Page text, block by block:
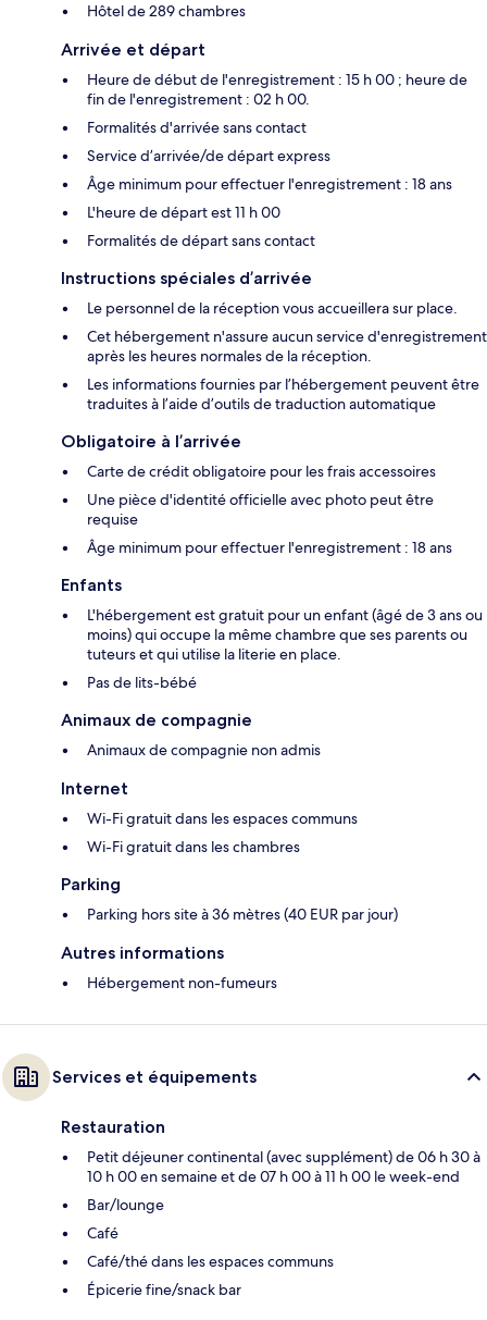
Hôtel de 289 chambres
Arrivée et départ
Heure de début de l'enregistrement : 15 h 00 ; heure de
fin de l'enregistrement : 02 h 00.
Formalités d'arrivée sans contact
Service d’arrivée/de départ express
Âge minimum pour effectuer l'enregistrement : 18 ans
L'heure de départ est 11 h 00
Formalités de départ sans contact
Instructions spéciales d’arrivée
Le personnel de la réception vous accueillera sur place.
Cet hébergement n'assure aucun service d'enregistrement
après les heures normales de la réception.
Les informations fournies par l’hébergement peuvent être
traduites à l’aide d’outils de traduction automatique
Obligatoire à l’arrivée
Carte de crédit obligatoire pour les frais accessoires
Une pièce d'identité officielle avec photo peut être
requise
Âge minimum pour effectuer l'enregistrement : 18 ans
Enfants
L'hébergement est gratuit pour un enfant (âgé de 3 ans ou
moins) qui occupe la même chambre que ses parents ou
tuteurs et qui utilise la literie en place.
Pas de lits-bébé
Animaux de compagnie
Animaux de compagnie non admis
Internet
Wi-Fi gratuit dans les espaces communs
Wi-Fi gratuit dans les chambres
Parking
Parking hors site à 36 mètres (40 EUR par jour)
Autres informations
Hébergement non-fumeurs
Services et équipements
Restauration
Petit déjeuner continental (avec supplément) de 06 h 30 à
10 h 00 en semaine et de 07 h 00 à 11 h 00 le week-end
Bar/lounge
Café
Café/thé dans les espaces communs
Épicerie fine/snack bar